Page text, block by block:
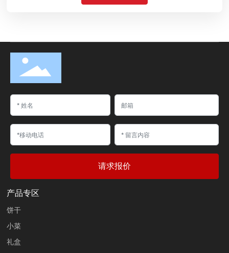
请求报价
产品专区
饼干
小菜
礼盒